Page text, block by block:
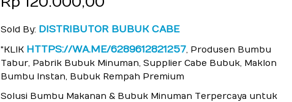
Sold By: DISTRIBUTOR BUBUK CABE
"KLIK HTTPS://WA.ME/6289612821257, Produsen Bumbu
Tabur, Pabrik Bubuk Minuman, Supplier Cabe Bubuk, Maklon
Bumbu Instan, Bubuk Rempah Premium
Solusi Bumbu Makanan & Bubuk Minuman Terpercaya untuk